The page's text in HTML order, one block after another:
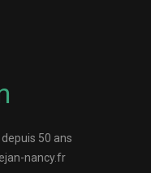
50 ans
nancy.fr